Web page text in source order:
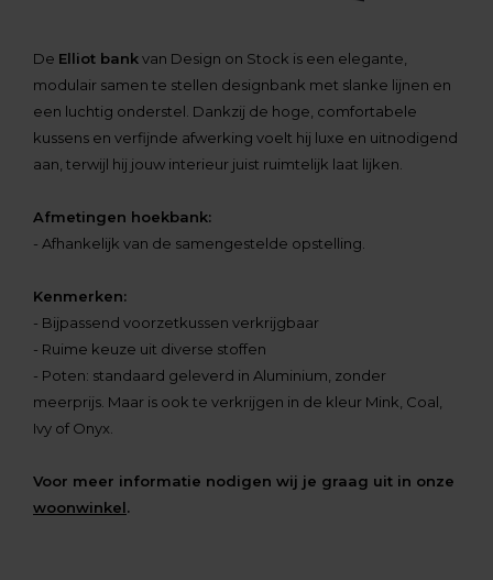
De Elliot bankvan Design on Stock is een elegante,
modulair samen te stellen designbank met slanke lijnen en
een luchtig onderstel. Dankzij de hoge, comfortabele
kussens en verfijnde afwerking voelt hij luxe en uitnodigend
aan, terwijl hij jouw interieur juist ruimtelijk laat lijken.
Afmetingen hoekbank:
- Afhankelijk van de samengestelde opstelling.
Kenmerken:
- Bijpassend voorzetkussen verkrijgbaar
- Ruime keuze uit diverse stoffen
- Poten: standaard geleverd in Aluminium, zonder
meerprijs. Maar is ook te verkrijgen in de kleur Mink, Coal,
Ivy of Onyx.
Voor meer informatie nodigen wij je graag uit in onze
woonwinkel.